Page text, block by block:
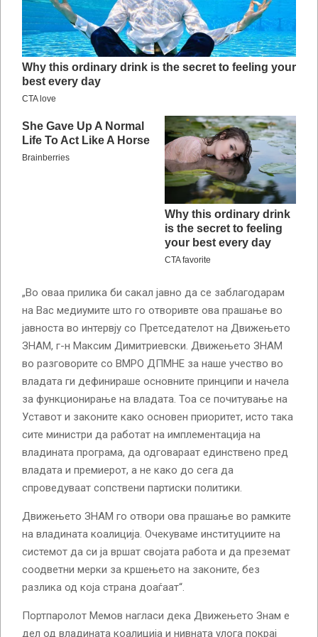
„Во оваа прилика би сакал јавно да се заблагодарам
на Вас медиумите што го отворивте ова прашање во
јавноста во интервју со Претседателот на Движењето
ЗНАМ, г-н Максим Димитриевски. Движењето ЗНАМ
во разговорите со ВМРО ДПМНЕ за наше учество во
владата ги дефинираше основните принципи и начела
за функционирање на владата. Тоа се почитување на
Уставот и законите како основен приоритет, исто така
сите министри да работат на имплементација на
владината програма, да одговараат единствено пред
владата и премиерот, а не како до сега да
спроведуваат сопствени партиски политики.
Движењето ЗНАМ го отвори ова прашање во рамките
на владината коалиција. Очекуваме институциите на
системот да си ја вршат својата работа и да преземат
соодветни мерки за кршењето на законите, без
разлика од која страна доаѓаат“.
Портпаролот Мемов нагласи дека Движењето Знам е
дел од владината коалиција и нивната улога покрај